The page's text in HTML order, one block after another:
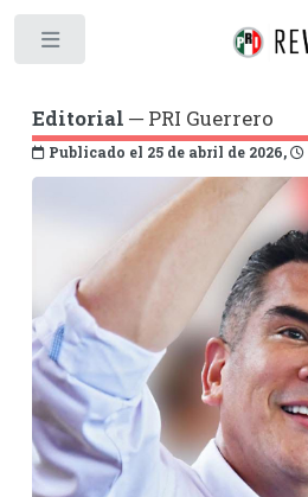
Editorial ─ PRI Guerrero
Publicado el 25 de abril de 2026,